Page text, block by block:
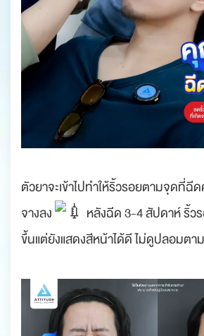
ตัวยาจะเข้าไปทำให้ริ้วรอยตามจุดที่ฉี
จางลง
หลังฉีด 3-4 สัปดาห์ ริ้ว
ขึ้นแต่ยังแสดงสีหน้าได้ดี ไม่ดูปลอมต